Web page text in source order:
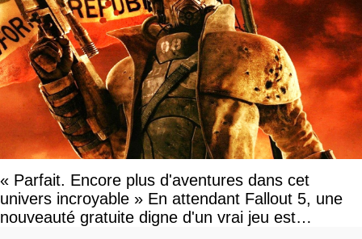
« Parfait. Encore plus d'aventures dans cet
univers incroyable » En attendant Fallout 5, une
nouveauté gratuite digne d'un vrai jeu est